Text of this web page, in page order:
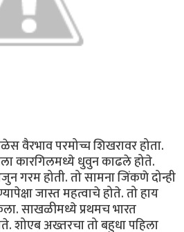
वैरभाव परमोच्च शिखरावर होता.
कारगिलमध्ये धुवुन काढले होते.
गरम होती. तो सामना जिंकणे दोन्ही
जास्त महत्वाचे होते. तो हाय
साखळीमध्ये प्रथमच भारत
शोएब अख्तरचा तो बहुधा पहिला